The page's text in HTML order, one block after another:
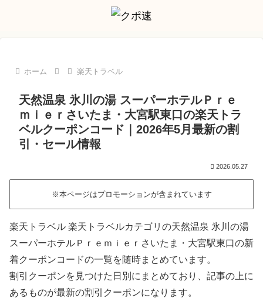
ホーム 楽天トラベル
天然温泉 氷川の湯 スーパーホテルＰｒｅ
ｍｉｅｒさいたま・大宮駅東口の楽天トラ
ベルクーポンコード｜2026年5月最新の割
引・セール情報
2026.05.27
※本ページはプロモーションが含まれています
楽天トラベル 楽天トラベルカテゴリの天然温泉 氷川の湯
スーパーホテルＰｒｅｍｉｅｒさいたま・大宮駅東口の新
着クーポンコードの一覧を随時まとめています。
割引クーポンを見つけた日別にまとめており、記事の上に
あるものが最新の割引クーポンになります。